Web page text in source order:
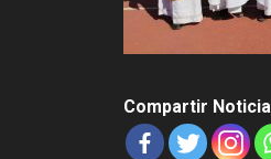
Compartir Noticia